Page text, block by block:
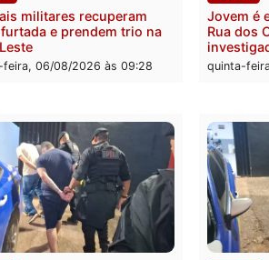
explosivos e embarcação
durante patrulhamento fluvial no
Rio Madeira em Porto Velho
sexta-feira, 07/08/2026 às 09:27